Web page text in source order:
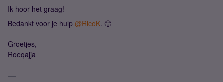
Ik hoor het graag!
Bedankt voor je hulp @RicoK. 🙂
Groetjes,
Roeqajja